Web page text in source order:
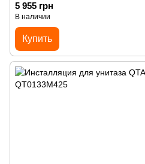
5 955 грн
В наличии
Купить